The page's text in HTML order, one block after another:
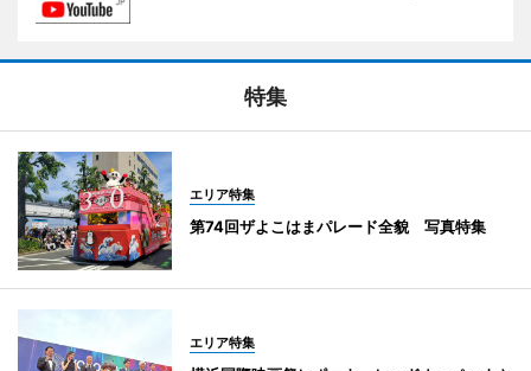
特集
エリア特集
第74回ザよこはまパレード全貌 写真特集
エリア特集